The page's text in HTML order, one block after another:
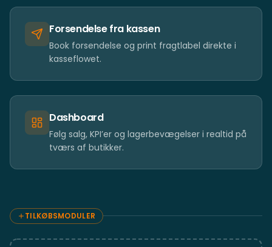
Forsendelse fra kassen
Book forsendelse og print fragtlabel direkte i
kasseflowet.
Dashboard
Følg salg, KPI’er og lagerbevægelser i realtid på
tværs af butikker.
TILKØBSMODULER